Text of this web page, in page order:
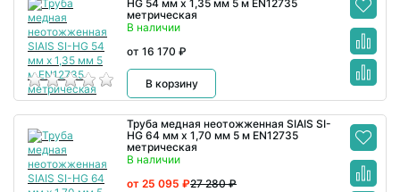
HG 54 мм x 1,35 мм 5 м EN12735
метрическая
В наличии
от 16 170 ₽
В корзину
Труба медная неотожженная SIAIS SI-
HG 64 мм x 1,70 мм 5 м EN12735
метрическая
В наличии
27 280 ₽
от 25 095 ₽